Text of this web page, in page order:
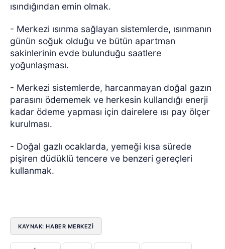
ısındığından emin olmak.
- Merkezi ısınma sağlayan sistemlerde, ısınmanın
günün soğuk olduğu ve bütün apartman
sakinlerinin evde bulunduğu saatlere
yoğunlaşması.
- Merkezi sistemlerde, harcanmayan doğal gazın
parasını ödememek ve herkesin kullandığı enerji
kadar ödeme yapması için dairelere ısı pay ölçer
kurulması.
- Doğal gazlı ocaklarda, yemeği kısa sürede
pişiren düdüklü tencere ve benzeri gereçleri
kullanmak.
KAYNAK: HABER MERKEZI